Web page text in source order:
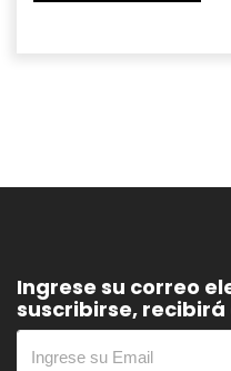
Ingrese su correo
suscribirse,